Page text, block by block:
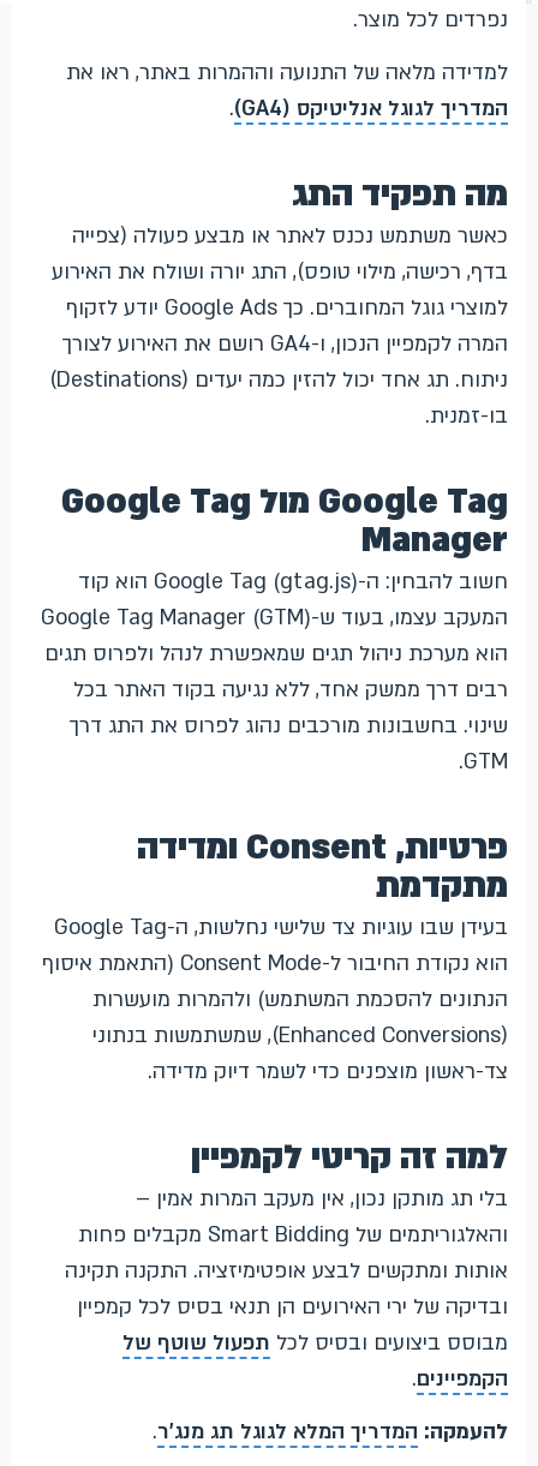
נפרדים לכל מוצר.
למדידה מלאה של התנועה וההמרות באתר, ראו את
המדריך לגוגל אנליטיקס (GA4)
.
מה תפקיד התג
כאשר משתמש נכנס לאתר או מבצע פעולה (צפייה
בדף, רכישה, מילוי טופס), התג יורה ושולח את האירוע
למוצרי גוגל המחוברים. כך Google Ads יודע לזקוף
המרה לקמפיין הנכון, ו-GA4 רושם את האירוע לצורך
ניתוח. תג אחד יכול להזין כמה יעדים (Destinations)
בו-זמנית.
Google Tag מול Google Tag
Manager
חשוב להבחין: ה-Google Tag (gtag.js) הוא קוד
המעקב עצמו, בעוד ש-Google Tag Manager (GTM)
הוא מערכת ניהול תגים שמאפשרת לנהל ולפרוס תגים
רבים דרך ממשק אחד, ללא נגיעה בקוד האתר בכל
שינוי. בחשבונות מורכבים נהוג לפרוס את התג דרך
GTM.
פרטיות, Consent ומדידה
מתקדמת
בעידן שבו עוגיות צד שלישי נחלשות, ה-Google Tag
הוא נקודת החיבור ל-Consent Mode (התאמת איסוף
הנתונים להסכמת המשתמש) ולהמרות מועשרות
(Enhanced Conversions), שמשתמשות בנתוני
צד-ראשון מוצפנים כדי לשמר דיוק מדידה.
למה זה קריטי לקמפיין
בלי תג מותקן נכון, אין מעקב המרות אמין –
והאלגוריתמים של Smart Bidding מקבלים פחות
אותות ומתקשים לבצע אופטימיזציה. התקנה תקינה
ובדיקה של ירי האירועים הן תנאי בסיס לכל קמפיין
מבוסס ביצועים ובסיס לכל תפעול שוטף של
הקמפיינים.
להעמקה: המדריך המלא לגוגל תג מנג'ר.